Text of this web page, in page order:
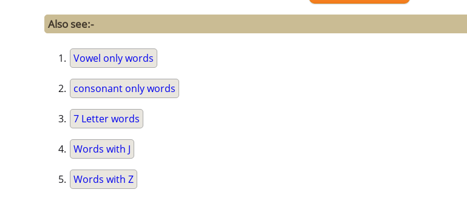
Also see:-
Vowel only words
consonant only words
7 Letter words
Words with J
Words with Z